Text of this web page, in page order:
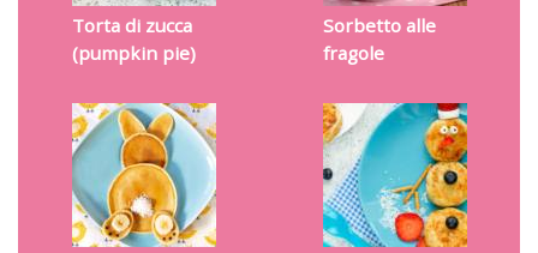
Torta di zucca
(pumpkin pie)
Sorbetto alle
fragole